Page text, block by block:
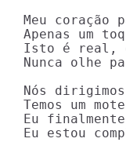
Meu coração
Apenas um
Isto é real,
Nunca olhe
Nós
Temos um
Eu
Eu estou